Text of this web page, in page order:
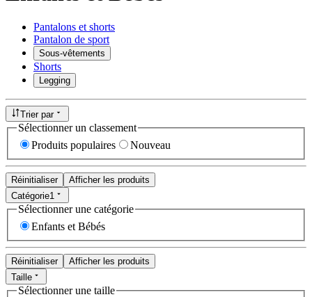
Pantalons et shorts
Pantalon de sport
Sous-vêtements
Shorts
Legging
Trier par
Sélectionner un classement
Produits populaires
Nouveau
Réinitialiser
Afficher les produits
Catégorie1
Sélectionner une catégorie
Enfants et Bébés
Réinitialiser
Afficher les produits
Taille
Sélectionner une taille